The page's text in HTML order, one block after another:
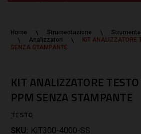
Home Strumentazione
Analizzatori
KIT ANALIZZATORE
SENZA STAMPANTE
KIT ANALIZZATORE
PPM SENZA STAMPANTE
TESTO
SKU: KIT300-4000-SS